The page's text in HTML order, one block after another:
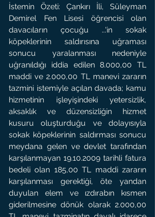
İstemin Özeti: Çankırı İli, Süleyman
Demirel Fen Lisesi öğrencisi olan
davacıların çocuğu ...'in sokak
köpeklerinin saldırısına uğraması
sonucu yaralanması nedeniyle
uğranıldığı iddia edilen 8.000,00 TL
maddi ve 2.000,00 TL manevi zararın
tazmini istemiyle açılan davada; kamu
hizmetinin işleyişindeki yetersizlik,
aksaklık ve düzensizliğin hizmet
kusuru oluşturduğu ve dolayısıyla
sokak köpeklerinin saldırması sonucu
meydana gelen ve devlet tarafından
karşılanmayan 19.10.2009 tarihli fatura
bedeli olan 185,00 TL maddi zararın
karşılanması gerektiği, öte yandan
duyulan elem ve ızdırabın kısmen
giderilmesine dönük olarak 2.000,00